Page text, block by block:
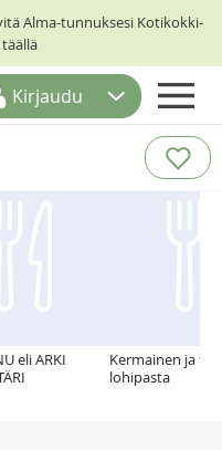
Alma-tunnuksesi Kotikokki-
Kirjaudu
eli ARKI
Kermainen ja
lohipasta